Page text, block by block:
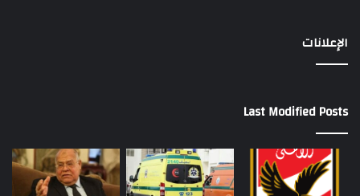
الإعلانات
Last Modified Posts